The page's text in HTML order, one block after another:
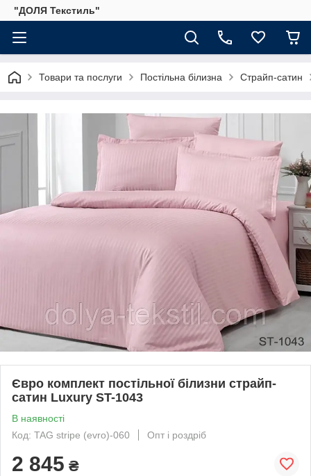
"ДОЛЯ Текстиль"
Товари та послуги Постільна білизна Страйп-сатин
Євро комплект постільної білизни страйп-
сатин Luxury ST-1043
В наявності
Код: TAG stripe (evro)-060
Опт і роздріб
2 845 ₴